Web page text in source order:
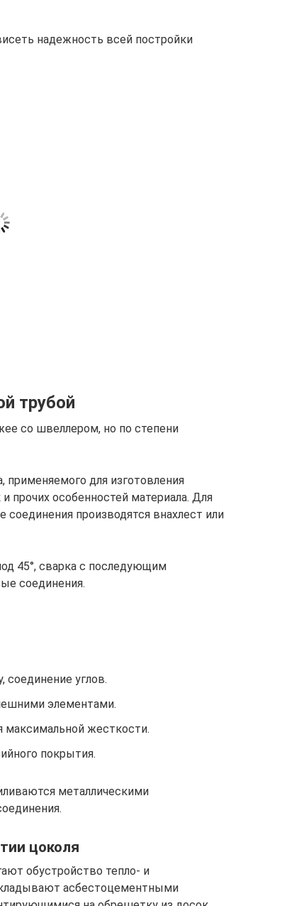
надежность всей постройки
трубой
со швеллером, но по степени
применяемого для изготовления
особенностей материала. Для
производятся внахлест или
45°, сварка с последующим
соединения.
соединение углов.
элементами.
максимальной жесткости.
покрытия.
металлическими
цоколя
обустройство тепло- и
асбестоцементными